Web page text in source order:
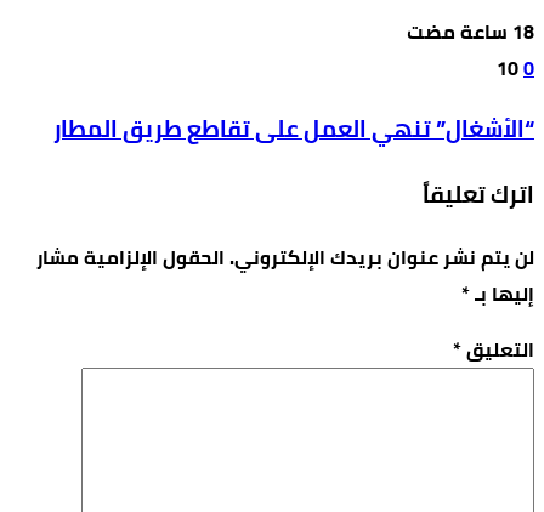
0
10
“الأشغال” تنهي العمل على تقاطع طريق المطار
اترك تعليقاً
لن يتم نشر عنوان بريدك الإلكتروني.الحقول الإلزامية مشار
إليها بـ*
التعليق*